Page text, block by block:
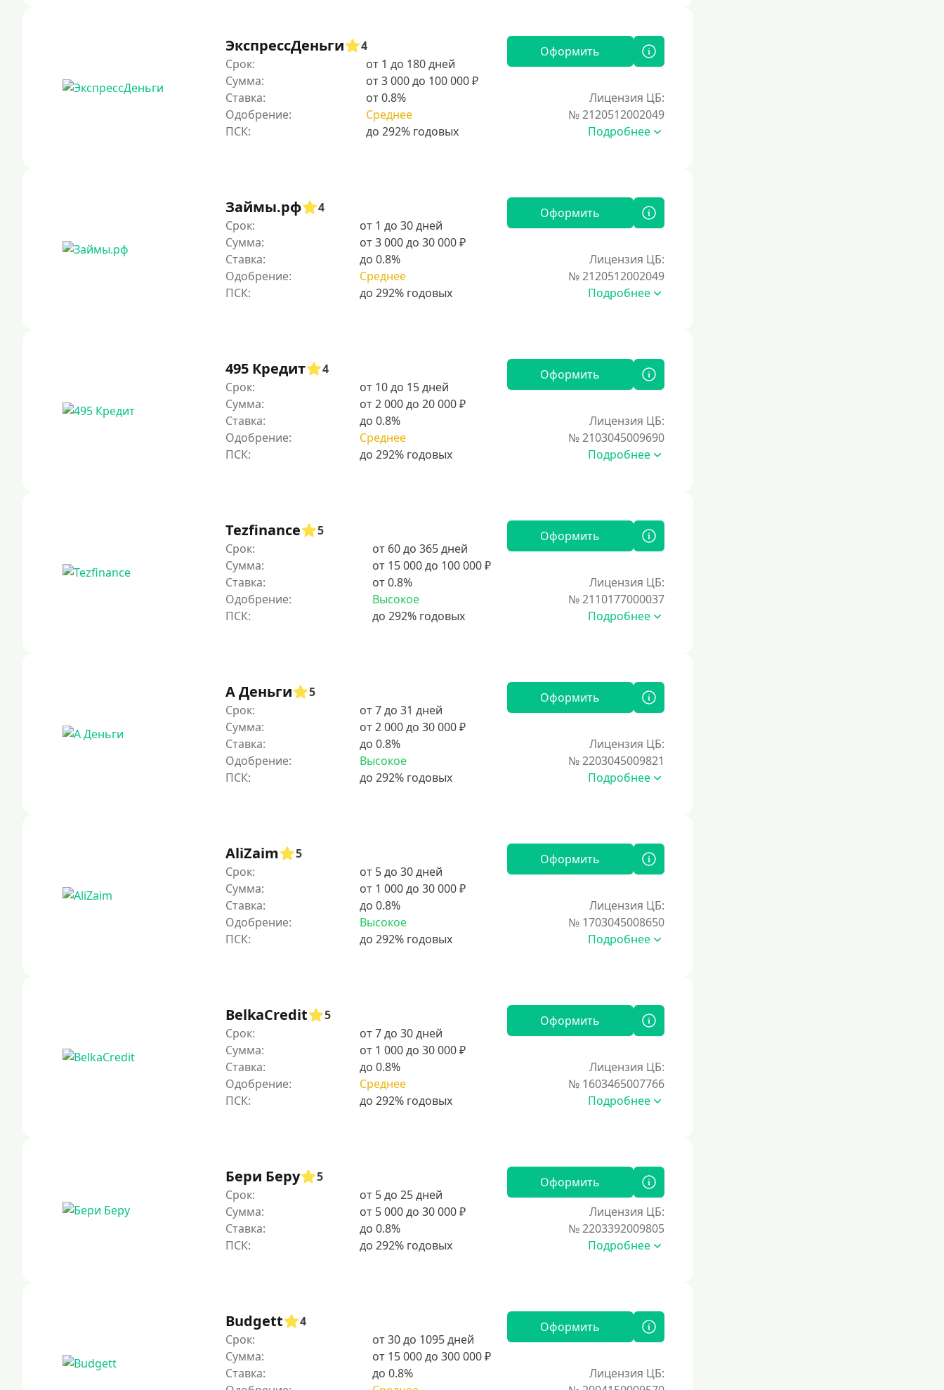
ЭкспрессДеньги
4
Срок:
от 1 до 180 дней
Сумма:
от 3 000 до 100 000 ₽
Ставка:
от 0.8%
Одобрение:
Среднее
Оформить
Лицензия ЦБ:
№ 2120512002049
Подробнее
Займы.рф
4
Срок:
от 1 до 30 дней
Сумма:
от 3 000 до 30 000 ₽
Ставка:
до 0.8%
Одобрение:
Среднее
Оформить
Лицензия ЦБ:
№ 2120512002049
Подробнее
495 Кредит
4
Срок:
от 10 до 15 дней
Сумма:
от 2 000 до 20 000 ₽
Ставка:
до 0.8%
Одобрение:
Среднее
Оформить
Лицензия ЦБ:
№ 2103045009690
Подробнее
Tezfinance
5
Срок:
от 60 до 365 дней
Сумма:
от 15 000 до 100 000 ₽
Ставка:
от 0.8%
Одобрение:
Высокое
Оформить
Лицензия ЦБ:
№ 2110177000037
Подробнее
А Деньги
5
Срок:
от 7 до 31 дней
Сумма:
от 2 000 до 30 000 ₽
Ставка:
до 0.8%
Одобрение:
Высокое
Оформить
Лицензия ЦБ:
№ 2203045009821
Подробнее
AliZaim
5
Срок:
от 5 до 30 дней
Сумма:
от 1 000 до 30 000 ₽
Ставка:
до 0.8%
Одобрение:
Высокое
Оформить
Лицензия ЦБ:
№ 1703045008650
Подробнее
BelkaCredit
5
Срок:
от 7 до 30 дней
Сумма:
от 1 000 до 30 000 ₽
Ставка:
до 0.8%
Одобрение:
Среднее
Оформить
Лицензия ЦБ:
№ 1603465007766
Подробнее
Бери Беру
5
Срок:
от 5 до 25 дней
Сумма:
от 5 000 до 30 000 ₽
Ставка:
до 0.8%
Оформить
Лицензия ЦБ:
№ 2203392009805
Подробнее
Budgett
4
Срок:
от 30 до 1095 дней
Сумма:
от 15 000 до 300 000 ₽
Ставка:
до 0.8%
Оформить
Лицензия ЦБ: